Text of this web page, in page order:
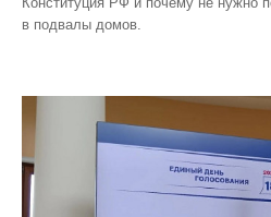
в подвалы домов.